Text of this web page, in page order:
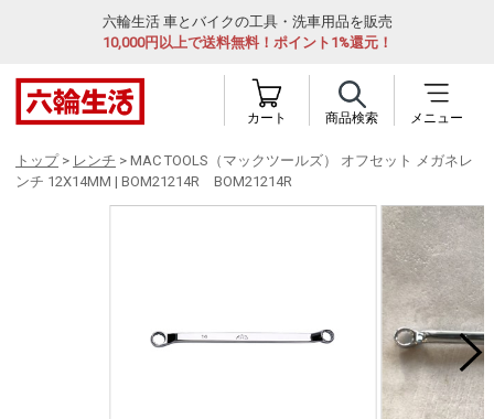
六輪生活 車とバイクの工具・洗車用品を販売
10,000円以上で送料無料！ポイント1%還元！
カート 商品検索 メニュー
トップ> レンチ > MAC TOOLS（マックツールズ） オフセット メガネレ
ンチ 12X14MM | BOM21214R BOM21214R